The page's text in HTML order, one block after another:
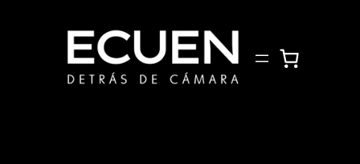
contenido